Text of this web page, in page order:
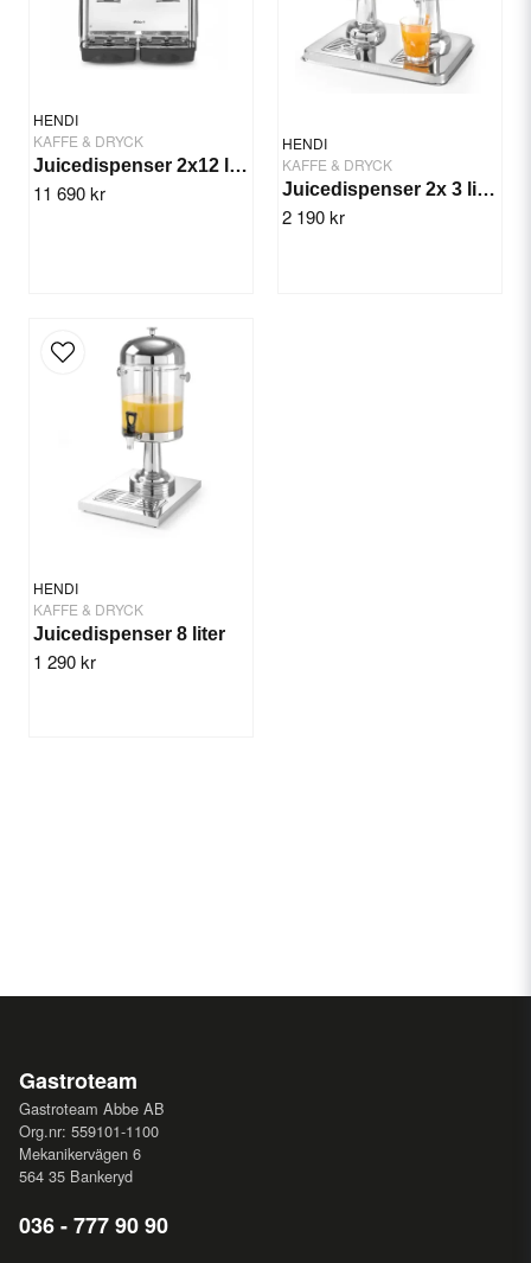
HENDI
KAFFE & DRYCK
Juicedispenser 2x12 liter Arktic
11 690 kr
HENDI
KAFFE & DRYCK
Juicedispenser 2x 3 liter
2 190 kr
HENDI
KAFFE & DRYCK
Juicedispenser 8 liter
1 290 kr
Skicka fråga
Gastroteam
Gastroteam Abbe AB
Org.nr: 559101-1100
Mekanikervägen 6
564 35 Bankeryd
036 - 777 90 90